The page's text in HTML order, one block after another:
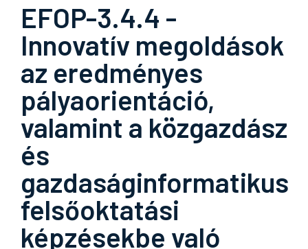
EFOP-3.4.4 -
Innovatív megoldások
az eredményes
pályaorientáció,
valamint a közgazdász
és
gazdaságinformatikus
felsőoktatási
képzésekbe való